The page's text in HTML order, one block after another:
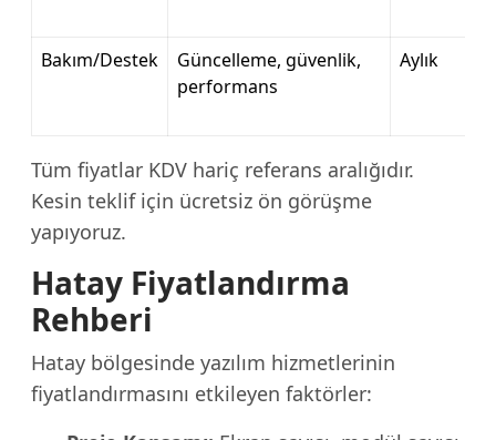
Bakım/Destek
Güncelleme, güvenlik,
performans
Aylık
Tüm fiyatlar KDV hariç referans aralığıdır.
Kesin teklif için ücretsiz ön görüşme
yapıyoruz.
Hatay Fiyatlandırma
Rehberi
Hatay bölgesinde yazılım hizmetlerinin
fiyatlandırmasını etkileyen faktörler: